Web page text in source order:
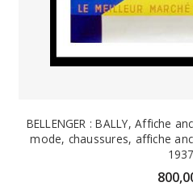
BELLENGER : BALLY, Affiche
mode, chaussures, affiche
1937